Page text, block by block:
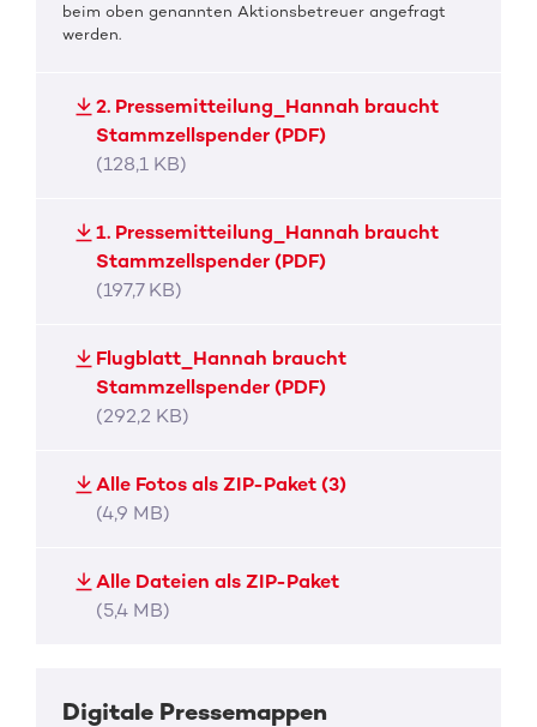
beim oben genannten Aktionsbetreuer angefragt
werden.
2. Pressemitteilung_Hannah braucht
Stammzellspender (PDF)
(128,1 KB)
1. Pressemitteilung_Hannah braucht
Stammzellspender (PDF)
(197,7 KB)
Flugblatt_Hannah braucht
Stammzellspender (PDF)
(292,2 KB)
Alle Fotos als ZIP-Paket (3)
(4,9 MB)
Alle Dateien als ZIP-Paket
(5,4 MB)
Digitale Pressemappen